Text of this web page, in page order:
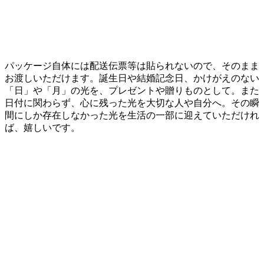
パッケージ自体には配送伝票等は貼られないので、そのまま
お渡しいただけます。誕生日や結婚記念日、かけがえのない
「日」や「月」の光を、プレゼントや贈りものとして。また
日付に関わらず、心に残った光を大切な人や自分へ。その瞬
間にしか存在しなかった光を生活の一部に迎えていただけれ
ば、嬉しいです。